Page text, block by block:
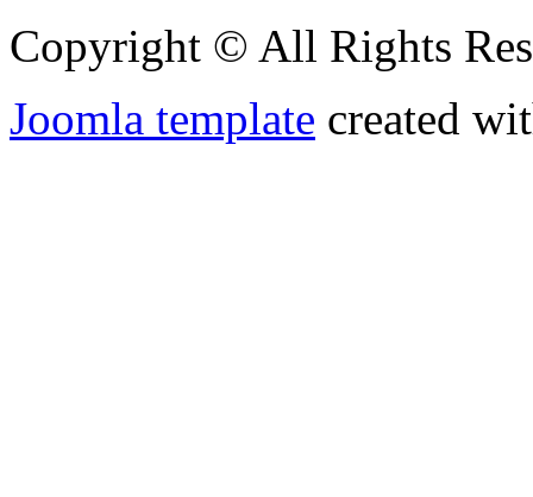
Copyright © All Rights
Joomla template created